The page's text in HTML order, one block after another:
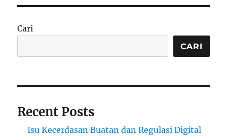
Cari
CARI
Recent Posts
Isu Kecerdasan Buatan dan Regulasi Digital